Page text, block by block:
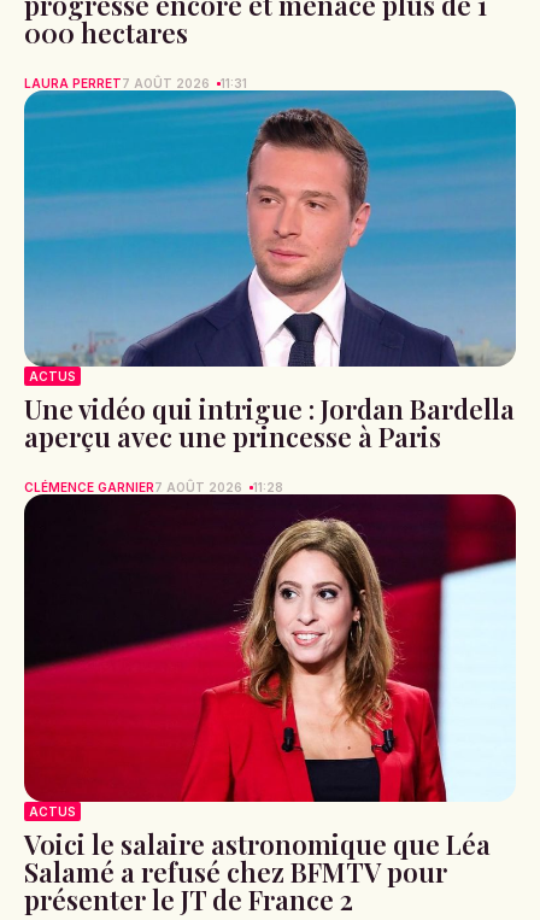
000 hectares
LAURA PERRET7 AOÛT 2026 11:31
ACTUS
Une vidéo qui intrigue : Jordan Bardella
aperçu avec une princesse à Paris
CLÉMENCE GARNIER7 AOÛT 2026 11:28
ACTUS
Voici le salaire astronomique que Léa
Salamé a refusé chez BFMTV pour
présenter le JT de France 2